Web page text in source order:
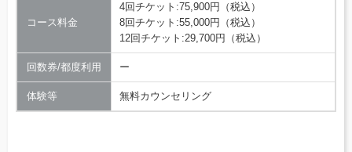
コース料金
4回チケット:75,900円（税込）
8回チケット:55,000円（税込）
12回チケット:29,700円（税込）
回数券/都度利用 ー
体験等 無料カウンセリング